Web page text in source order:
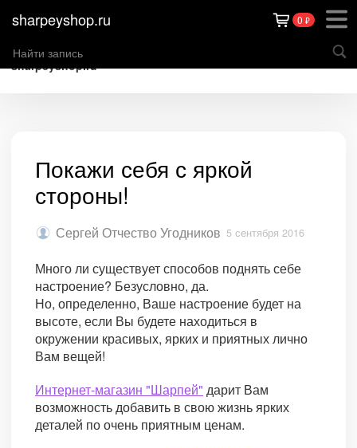
sharpeyshop.ru 0 ₽
sharpeyshop.ru
Покажи себя с яркой
стороны!
Сергей Отчество Угодников 5 сентября 2016
Много ли существует способов поднять себе
настроение? Безусловно, да.
Но, определенно, Ваше настроение будет на
высоте, если Вы будете находиться в
окружении красивых, ярких и приятных лично
Вам вещей!
Интернет-магазин "Шарпей" дарит Вам
возможность добавить в свою жизнь ярких
деталей по очень приятным ценам.